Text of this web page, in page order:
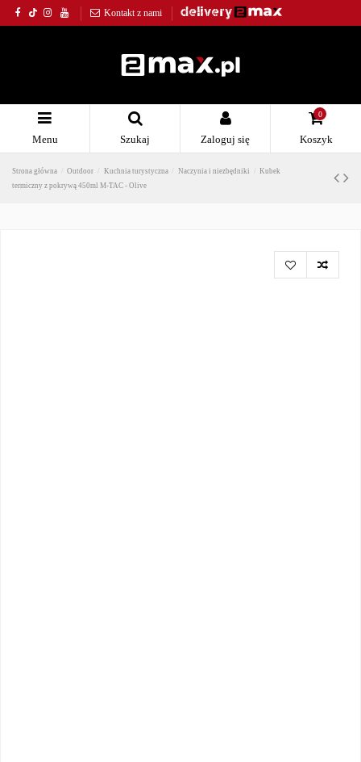
Kontakt z nami
Menu Szukaj Zaloguj się
0
Koszyk
Strona główna Outdoor Kuchnia turystyczna Naczynia i niezbędniki
Kubek
termiczny z pokrywą 450ml M-TAC - Olive